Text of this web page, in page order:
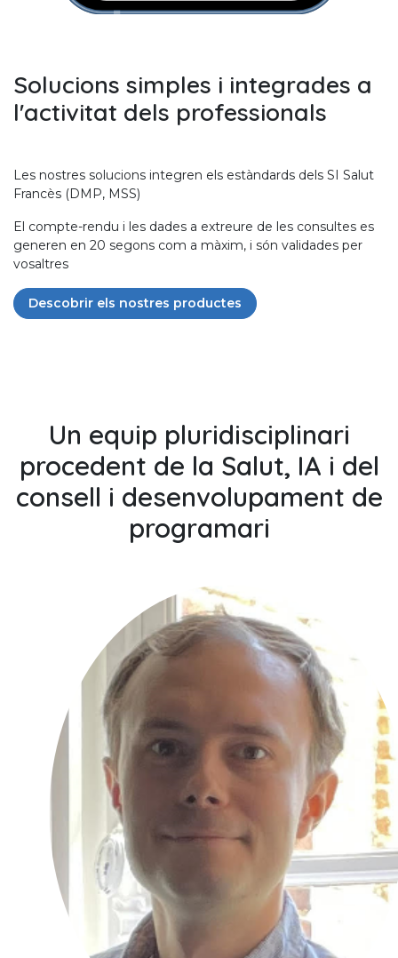
Solucions simples i integrades a
l'activitat dels professionals
Les nostres solucions integren els estàndards dels SI Salut
Francès (DMP, MSS)
El compte-rendu i les dades a extreure de les consultes es
generen en 20 segons com a màxim, i són validades per
vosaltres
Descobrir els nostres productes
Un equip pluridisciplinari
procedent de la Salut, IA i del
consell i desenvolupament de
programari